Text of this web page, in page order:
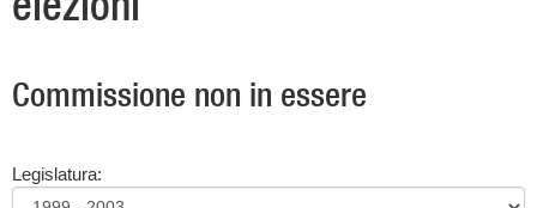
Commissione non in essere
Legislatura: